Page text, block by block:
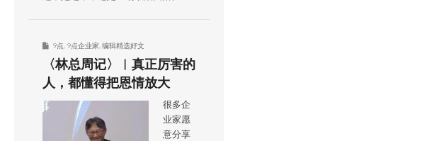
9点 9点企业家 编辑精选好文
〈林总周记〉︱真正厉害的
人，都懂得把恩情放大
很多企
业家愿
意分享